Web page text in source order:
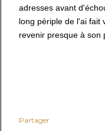
adresses avant
long périple de l'ai fait
revenir presque à son
Partager